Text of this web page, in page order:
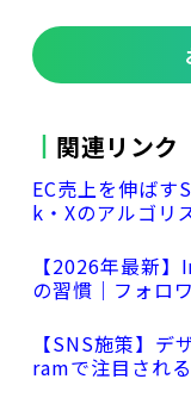
関連リンク
EC売上を伸ば
k・Xのアルゴリ
【2026年最新
の習慣｜フォロ
【SNS施策】
ramで注目され